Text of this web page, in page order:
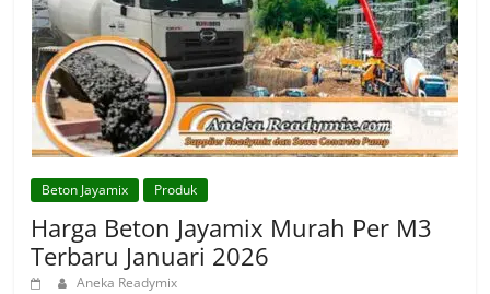
Beton Jayamix Produk
Harga Beton Jayamix Murah Per M3
Terbaru Januari 2026
Aneka Readymix